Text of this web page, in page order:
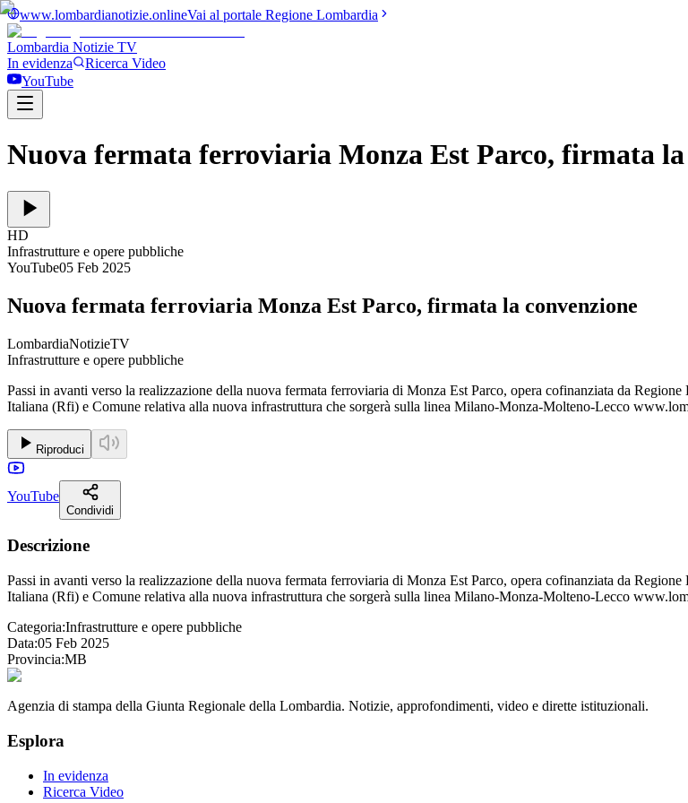
www.lombardianotizie.onlineVai al portale Regione Lombardia
Lombardia Notizie TV
In evidenza
Ricerca Video
YouTube
Nuova fermata ferroviaria Monza Est Parco, firmata la
HD
Infrastrutture e opere pubbliche
YouTube05 Feb 2025
Nuova fermata ferroviaria Monza Est Parco, firmata la convenzione
LombardiaNotizieTV
Infrastrutture e opere pubbliche
Passi in avanti verso la realizzazione della nuova fermata ferroviaria di Monza Est Parco, opera cofinanziata da
Italiana (Rfi) e Comune relativa alla nuova infrastruttura che sorgerà sulla linea Milano-Monza-Molteno-Lecco
Riproduci
YouTube
Condividi
Descrizione
Passi in avanti verso la realizzazione della nuova fermata ferroviaria di Monza Est Parco, opera cofinanziata da
Italiana (Rfi) e Comune relativa alla nuova infrastruttura che sorgerà sulla linea Milano-Monza-Molteno-Lecco
Categoria:Infrastrutture e opere pubbliche
Data:05 Feb 2025
Provincia:MB
Agenzia di stampa della Giunta Regionale della Lombardia. Notizie, approfondimenti, video e dirette istituzionali.
Esplora
In evidenza
Ricerca Video